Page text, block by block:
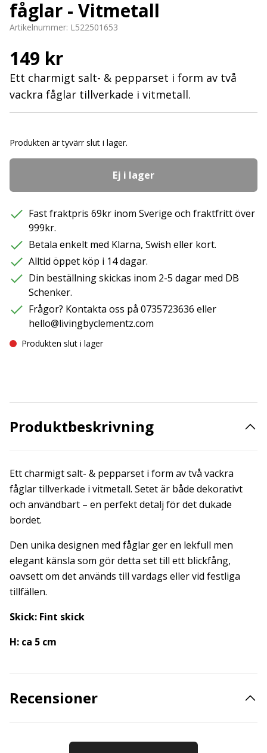
fåglar - Vitmetall
Artikelnummer: L522501653
149 kr
Ett charmigt salt- & pepparset i form av två
vackra fåglar tillverkade i vitmetall.
Produkten är tyvärr slut i lager.
Ej i lager
Fast fraktpris 69kr inom Sverige och fraktfritt över
999kr.
Betala enkelt med Klarna, Swish eller kort.
Alltid öppet köp i 14 dagar.
Din beställning skickas inom 2-5 dagar med DB
Schenker.
Frågor? Kontakta oss på 0735723636 eller
hello@livingbyclementz.com
Produkten slut i lager
Produktbeskrivning
Ett charmigt salt- & pepparset i form av två vackra
fåglar tillverkade i vitmetall. Setet är både dekorativt
och användbart – en perfekt detalj för det dukade
bordet.
Den unika designen med fåglar ger en lekfull men
elegant känsla som gör detta set till ett blickfång,
oavsett om det används till vardags eller vid festliga
tillfällen.
Skick: Fint skick
H: ca 5 cm
Recensioner